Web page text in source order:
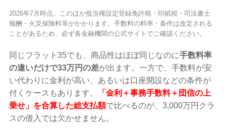
2026年7月時点。このほか抵当権設定登録免許税・印紙税・司法書士
報酬・火災保険料等がかかります。手数料の料率・条件は改定される
ことがあるため、必ず各金融機関の公式サイトでご確認ください。
同じフラット35でも、商品性はほぼ同じなのに手数料率
の違いだけで33万円の差が出ます。一方で、手数料が安
い代わりに金利が高い、あるいは口座開設などの条件が
付くケースもあります。
「金利＋事務手数料＋団信の上
乗せ」を合算した総支払額で比べるのが、3,000万円クラ
スの借入では欠かせません。